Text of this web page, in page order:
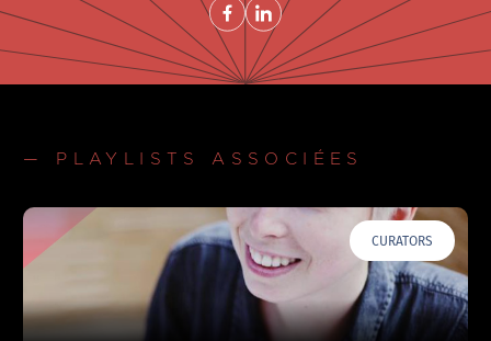
— PLAYLISTS ASSOCIÉES
CURATORS